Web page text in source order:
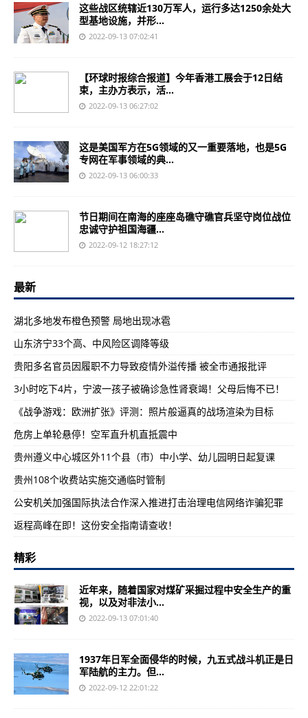
这些战区统辖近130万军人，运行多达1250余处大
型基地设施，并形...
2022-09-13 07:02:41
【环球时报综合报道】今年香港工展会于12日结
束，主办方表示，活...
2022-09-13 06:27:02
这是美国军方在5G领域的又一重要落地，也是5G
专网在军事领域的典...
2022-09-13 06:00:33
节日期间在南海的座座岛礁守礁官兵坚守岗位战位
忠诚守护祖国海疆...
2022-09-12 18:27:12
最新
湖北多地发布橙色预警 局地出现冰雹
山东济宁33个高、中风险区调降等级
贵阳多名官员因履职不力导致疫情外溢传播 被全市通报批评
3小时吃下4片，宁波一孩子被确诊急性肾衰竭！父母后悔不已！
《战争游戏：欧洲扩张》评测：照片般逼真的战场渲染为目标
危房上单轮悬停！空军直升机直抵震中
贵州遵义中心城区外11个县（市）中小学、幼儿园明日起复课
贵州108个收费站实施交通临时管制
公安机关加强国际执法合作深入推进打击治理电信网络诈骗犯罪
返程高峰在即！这份安全指南请查收！
精彩
近年来，随着国家对煤矿采掘过程中安全生产的重
视，以及对非法小...
2022-09-13 07:01:40
1937年日军全面侵华的时候，九五式战斗机正是日
军陆航的主力。但...
2022-09-12 22:01:22